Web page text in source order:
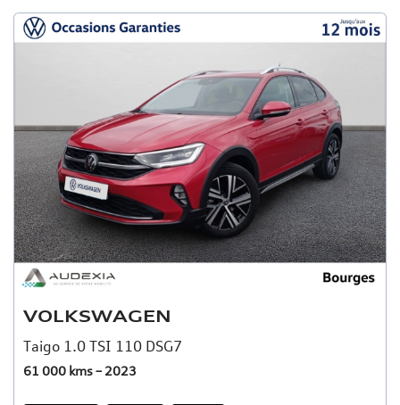
VOLKSWAGEN
Taigo 1.0 TSI 110 DSG7
61 000 kms – 2023